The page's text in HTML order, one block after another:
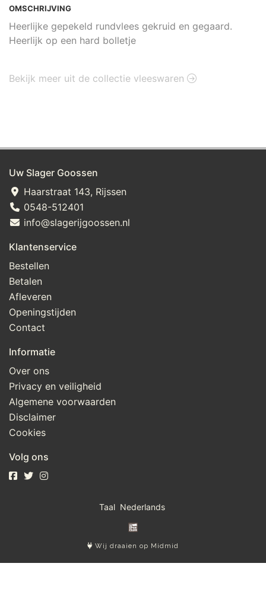
OMSCHRIJVING
Heerlijke gepekeld rundvlees gekruid en gegaard.
Heerlijk op een hard bolletje
Bekijk meer uit de collectie vleeswaren
Uw Slager Goossen
Haarstraat 143, Rijssen
0548-512401
info@slagerijgoossen.nl
Klantenservice
Bestellen
Betalen
Afleveren
Openingstijden
Contact
Informatie
Over ons
Privacy en veiligheid
Algemene voorwaarden
Disclaimer
Cookies
Volg ons
Taal
Wij draaien op Midmid